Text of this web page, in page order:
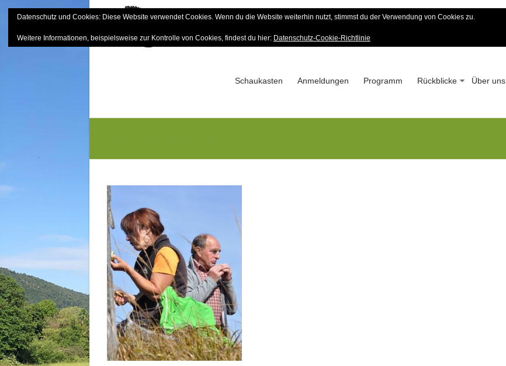
to
Bayerischer Wald-Verein
Sektion Mitterfels e.V. – Seit 1963
Schaukasten Anmeldungen Programm Rückblicke Über uns
Datenschutz und Cookies: Diese Website verwendet Cookies. Wenn du die Website weiterhin nutzt, stimmst du der Verwendung von Cookies zu.
Weitere Informationen, beispielsweise zur Kontrolle von Cookies, findest du hier: Datenschutz-Cookie-Richtlinie